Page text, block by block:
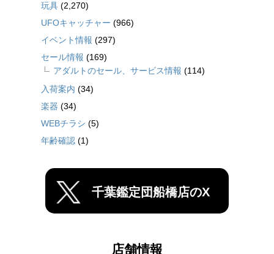
玩具 (2,270)
UFOキャッチャー (966)
イベント情報 (297)
セール情報 (169)
アダルトのセール、サービス情報 (114)
入荷案内 (34)
楽器 (34)
WEBチラシ (5)
年齢確認 (1)
千葉鑑定団船橋店のX
店舗情報